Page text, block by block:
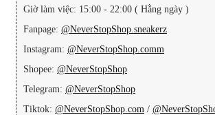
Giờ làm việc: 15:00 - 22:00 ( Hằng ngày )
Fanpage: @NeverStopShop.sneakerz
Instagram: @NeverStopShop.comm
Shopee: @NeverStopShop
Telegram: @NeverStopShop
Tiktok: @NeverStopShop.com /